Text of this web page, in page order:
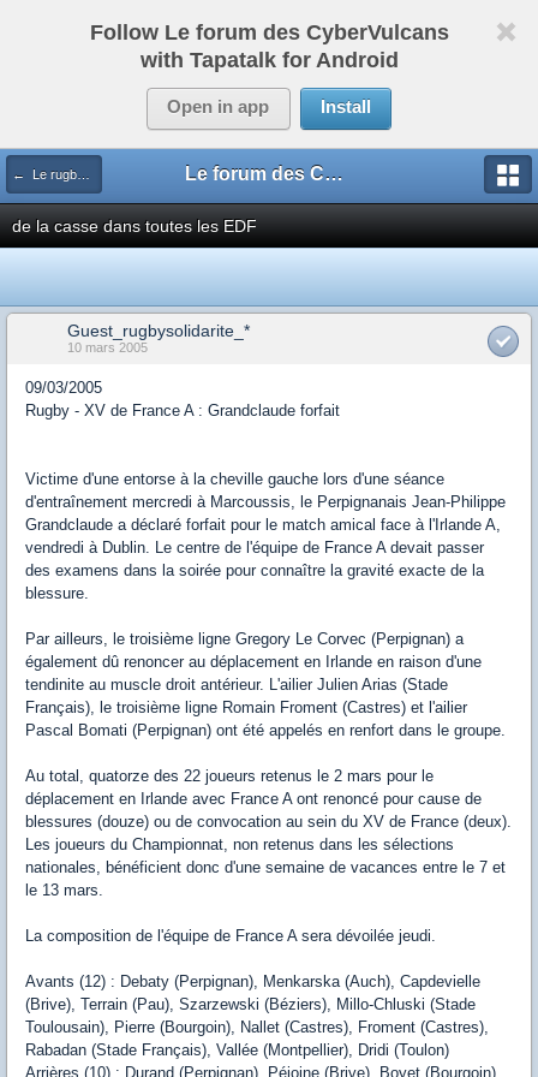
Follow Le forum des CyberVulcans
with Tapatalk for Android
Open in app Install
← Le rugby international Le forum des CyberVulcans
de la casse dans toutes les EDF
Guest_rugbysolidarite_*
10 mars 2005
09/03/2005
Rugby - XV de France A : Grandclaude forfait
Victime d'une entorse à la cheville gauche lors d'une séance
d'entraînement mercredi à Marcoussis, le Perpignanais Jean-Philippe
Grandclaude a déclaré forfait pour le match amical face à l'Irlande A,
vendredi à Dublin. Le centre de l'équipe de France A devait passer
des examens dans la soirée pour connaître la gravité exacte de la
blessure.
Par ailleurs, le troisième ligne Gregory Le Corvec (Perpignan) a
également dû renoncer au déplacement en Irlande en raison d'une
tendinite au muscle droit antérieur. L'ailier Julien Arias (Stade
Français), le troisième ligne Romain Froment (Castres) et l'ailier
Pascal Bomati (Perpignan) ont été appelés en renfort dans le groupe.
Au total, quatorze des 22 joueurs retenus le 2 mars pour le
déplacement en Irlande avec France A ont renoncé pour cause de
blessures (douze) ou de convocation au sein du XV de France (deux).
Les joueurs du Championnat, non retenus dans les sélections
nationales, bénéficient donc d'une semaine de vacances entre le 7 et
le 13 mars.
La composition de l'équipe de France A sera dévoilée jeudi.
Avants (12) : Debaty (Perpignan), Menkarska (Auch), Capdevielle
(Brive), Terrain (Pau), Szarzewski (Béziers), Millo-Chluski (Stade
Toulousain), Pierre (Bourgoin), Nallet (Castres), Froment (Castres),
Rabadan (Stade Français), Vallée (Montpellier), Dridi (Toulon)
Arrières (10) : Durand (Perpignan), Péjoine (Brive), Boyet (Bourgoin),